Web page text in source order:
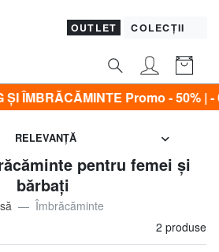
OUTLET COLECȚII
Promo - 50% | - 60% |
RELEVANŢĂ
pentru femei și
bărbați
Îmbrăcăminte
2 produse